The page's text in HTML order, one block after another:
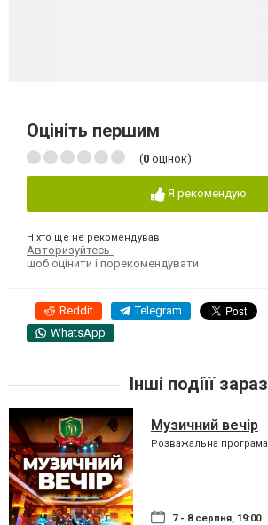
Оцініть першим
(0 оцінок)
Я рекомендую
Ніхто ще не рекомендував
Авторизуйтесь
щоб оцінити і порекомендувати
Reddit Telegram
WhatsApp
Інші подіїї зараз
Музичний вечір
Розважальна програма
7 - 8 серпня, 19:00